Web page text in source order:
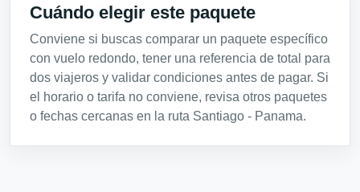
Cuándo elegir este paquete
Conviene si buscas comparar un paquete específico
con vuelo redondo, tener una referencia de total para
dos viajeros y validar condiciones antes de pagar. Si
el horario o tarifa no conviene, revisa otros paquetes
o fechas cercanas en la ruta Santiago - Panama.